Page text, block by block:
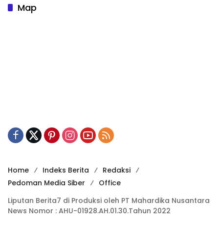
Map
Home Indeks Berita
Redaksi
Pedoman Media Siber
Office
Liputan Berita7 di Produksi oleh PT Mahardika Nusantara
News Nomor : AHU-01928.AH.01.30.Tahun 2022